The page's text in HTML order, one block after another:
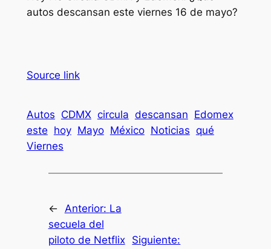
autos descansan este viernes 16 de mayo?
Source link
Autos CDMX circula descansan Edomex
este hoy Mayo México Noticias qué
Viernes
← Anterior: La
secuela del
piloto de Netflix
Siguiente: